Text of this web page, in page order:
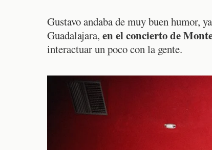
Gustavo andaba de muy buen humor,
Guadalajara, en el concierto de
interactuar un poco con la gente.